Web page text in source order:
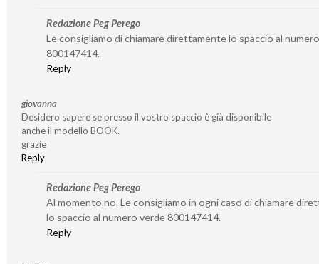
Redazione Peg Perego
Le consigliamo di chiamare direttamente lo spaccio al
800147414.
Reply
giovanna
Desidero sapere se presso il vostro spaccio è già disponibile
anche il modello BOOK.
grazie
Reply
Redazione Peg Perego
Al momento no. Le consigliamo in ogni caso di chiamare
lo spaccio al numero verde 800147414.
Reply